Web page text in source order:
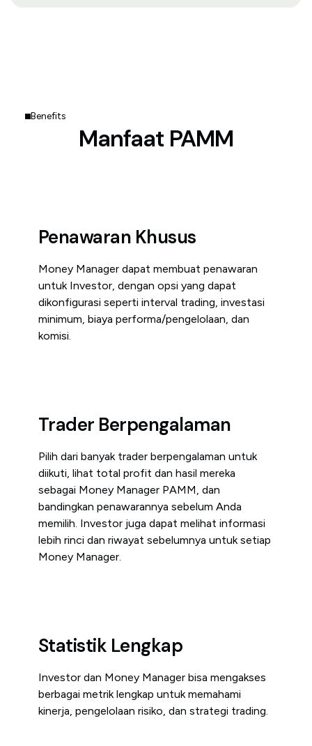
Benefits
Manfaat PAMM
Penawaran Khusus
Money Manager dapat membuat penawaran
untuk Investor, dengan opsi yang dapat
dikonfigurasi seperti interval trading, investasi
minimum, biaya performa/pengelolaan, dan
komisi.
Trader Berpengalaman
Pilih dari banyak trader berpengalaman untuk
diikuti, lihat total profit dan hasil mereka
sebagai Money Manager PAMM, dan
bandingkan penawarannya sebelum Anda
memilih. Investor juga dapat melihat informasi
lebih rinci dan riwayat sebelumnya untuk setiap
Money Manager.
Statistik Lengkap
Investor dan Money Manager bisa mengakses
berbagai metrik lengkap untuk memahami
kinerja, pengelolaan risiko, dan strategi trading.